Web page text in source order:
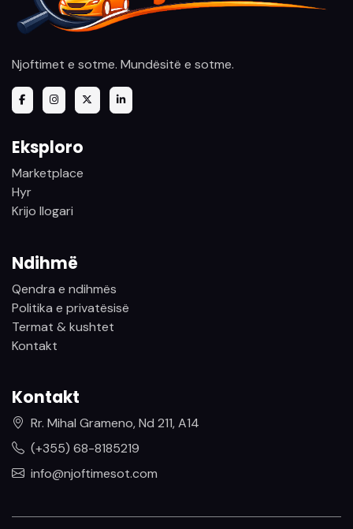
Njoftimet e sotme. Mundësitë e sotme.
Eksploro
Marketplace
Hyr
Krijo llogari
Ndihmë
Qendra e ndihmës
Politika e privatësisë
Termat & kushtet
Kontakt
Kontakt
Rr. Mihal Grameno, Nd 211, A14
(+355) 68-8185219
info@njoftimesot.com